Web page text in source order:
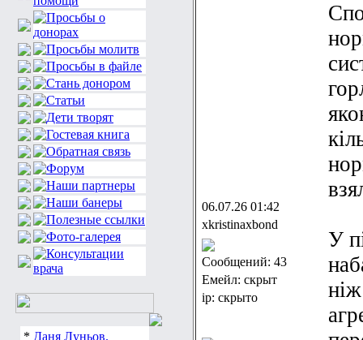
* Даня Луньов.
06.07.26 01:42
xkristinaxbond
Сообщений: 43
Емейл: скрыт
ip: скрыто
У